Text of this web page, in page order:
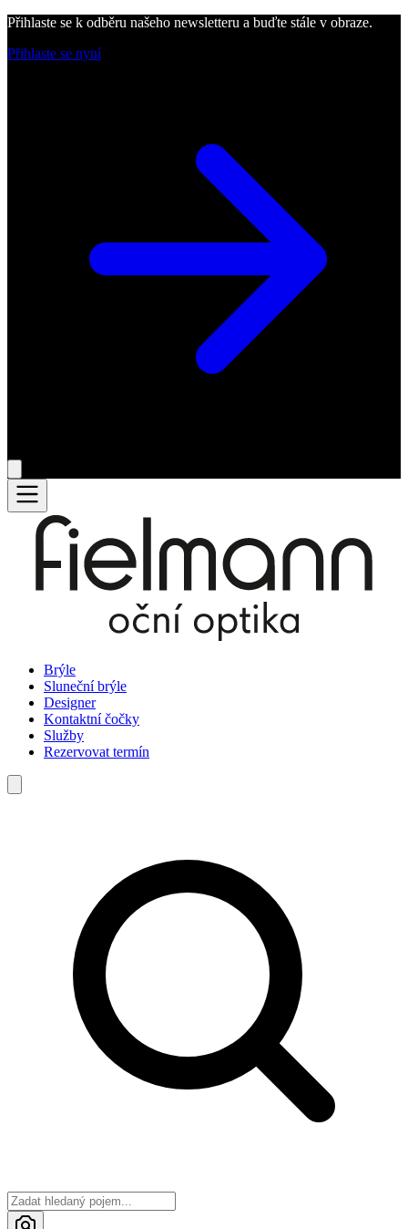
Přihlaste se k odběru našeho newsletteru a buďte stále v obraze.
Přihlaste se nyní
Brýle
Sluneční brýle
Designer
Kontaktní čočky
Služby
Rezervovat termín